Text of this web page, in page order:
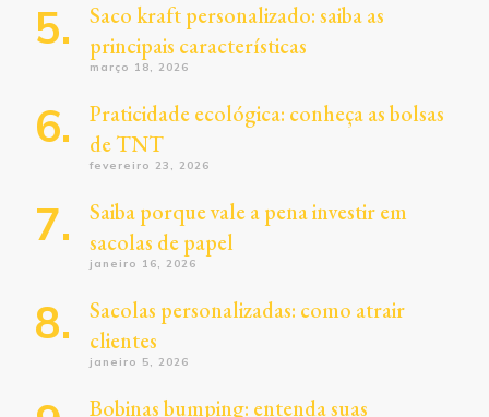
Saco kraft personalizado: saiba as
principais características
março 18, 2026
Praticidade ecológica: conheça as bolsas
de TNT
fevereiro 23, 2026
Saiba porque vale a pena investir em
sacolas de papel
janeiro 16, 2026
Sacolas personalizadas: como atrair
clientes
janeiro 5, 2026
Bobinas bumping: entenda suas